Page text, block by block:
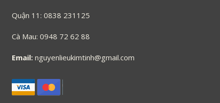
Quận 11: 0838 231125
Cà Mau: 0948 72 62 88
Email: nguyenlieukimtinh@gmail.com